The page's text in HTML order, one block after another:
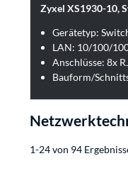
Zyxel XS1930-10,
Gerätetyp:
Anschlüsse: 8x
Bauform/
1-24 von 94